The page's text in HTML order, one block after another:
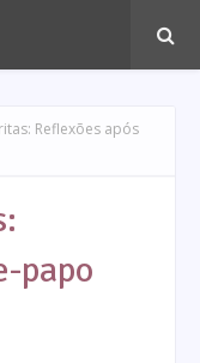
Reflexões após
papo